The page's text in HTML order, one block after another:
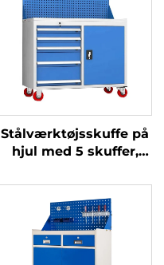
Stålværktøjsskuffe på
hjul med 5 skuffer,
bilreparation,
opbevaring af værktøj,
metalværktøjsvogn,